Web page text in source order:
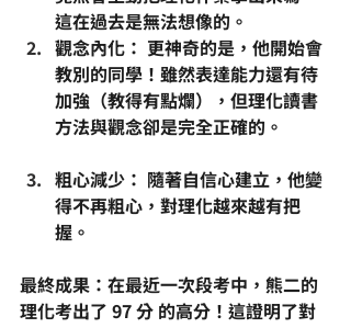
這在過去是無法想像的。
觀念內化： 更神奇的是，他開始會
教別的同學！雖然表達能力還有待
加強（教得有點爛），但理化讀書
方法與觀念卻是完全正確的。
粗心減少： 隨著自信心建立，他變
得不再粗心，對理化越來越有把
握。
最終成果：在最近一次段考中，熊二的
理化考出了 97 分 的高分！這證明了對